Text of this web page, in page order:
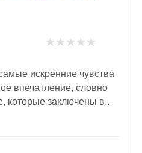
искренние чувства
впечатление, словно
которые заключены в